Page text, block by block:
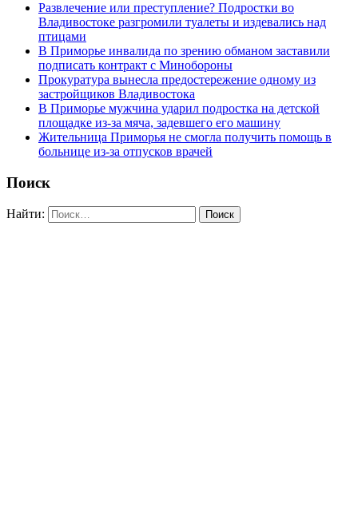
Развлечение или преступление? Подростки во
Владивостоке разгромили туалеты и издевались над
птицами
В Приморье инвалида по зрению обманом заставили
подписать контракт с Минобороны
Прокуратура вынесла предостережение одному из
застройщиков Владивостока
В Приморье мужчина ударил подростка на детской
площадке из-за мяча, задевшего его машину
Жительница Приморья не смогла получить помощь в
больнице из-за отпусков врачей
Поиск
Найти: